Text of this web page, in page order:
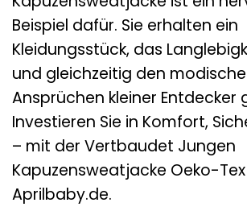
Beispiel dafür. Sie erhalten ein
Kleidungsstück, das
und gleichzeitig den
Ansprüchen kleiner Entdecker
Investieren Sie in Komfort,
– mit der Vertbaudet Jungen
Kapuzensweatjacke Oeko-
Aprilbaby.de.